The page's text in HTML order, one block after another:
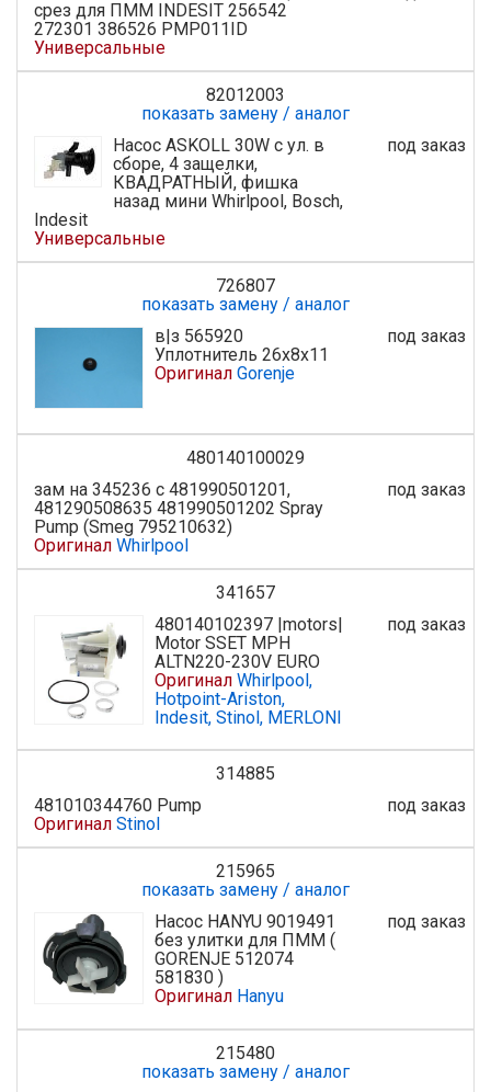
срез для ПММ INDESIT 256542
272301 386526 PMP011ID
Универсальные
82012003
показать замену / аналог
Насос ASKOLL 30W с ул. в
сборе, 4 защелки,
КВАДРАТНЫЙ, фишка
назад мини Whirlpool, Bosch,
Indesit
Универсальные
под заказ
726807
показать замену / аналог
в|з 565920
Уплотнитель 26x8x11
Оригинал Gorenje
под заказ
480140100029
зам на 345236 с 481990501201,
481290508635 481990501202 Spray
Pump (Smeg 795210632)
Оригинал Whirlpool
под заказ
341657
480140102397 |motors|
Motor SSET MPH
ALTN220-230V EURO
Оригинал Whirlpool,
Hotpoint-Ariston,
Indesit, Stinol, MERLONI
под заказ
314885
481010344760 Pump
Оригинал Stinol
под заказ
215965
показать замену / аналог
Насос HANYU 9019491
без улитки для ПММ (
GORENJE 512074
581830 )
Оригинал Hanyu
под заказ
215480
показать замену / аналог